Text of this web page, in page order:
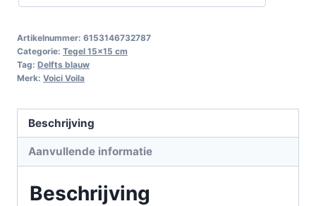
Artikelnummer: 6153146732787
Categorie: Tegel 15x15 cm
Tag: Delfts blauw
Merk: Voici Voila
Beschrijving
Aanvullende informatie
Beschrijving